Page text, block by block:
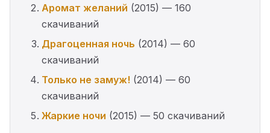
Аромат желаний (2015) — 160
скачиваний
Драгоценная ночь (2014) — 60
скачиваний
Только не замуж! (2014) — 60
скачиваний
Жаркие ночи (2015) — 50 скачиваний